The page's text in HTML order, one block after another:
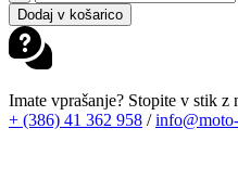
ST-
2
AIR
JAKNA
KHAKI
BLACK
Dodaj v košarico
Imate vprašanje? Stopite v stik z
+ (386) 41 362 958 /